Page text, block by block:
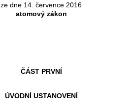
ze dne 14. července 2016
atomový zákon
ČÁST PRVNÍ
ÚVODNÍ USTANOVENÍ